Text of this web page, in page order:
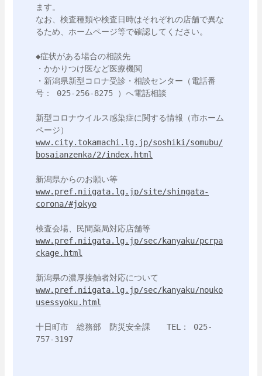
ます。
なお、検査種類や検査日時はそれぞれの店舗で異な
るため、ホームページ等で確認してください。
◆症状がある場合の相談先
・かかりつけ医など医療機関
・新潟県新型コロナ受診・相談センター（電話番
号： 025-256-8275 ）へ電話相談
新型コロナウイルス感染症に関する情報（市ホーム
www.city.tokamachi.lg.jp/soshiki/somubu/
bosaianzenka/2/index.html
www.pref.niigata.lg.jp/site/shingata-
corona/#jokyo
www.pref.niigata.lg.jp/sec/kanyaku/pcrpa
ckage.html
www.pref.niigata.lg.jp/sec/kanyaku/nouko
usessyoku.html
十日町市　総務部　防災安全課　　TEL： 025-
757-3197